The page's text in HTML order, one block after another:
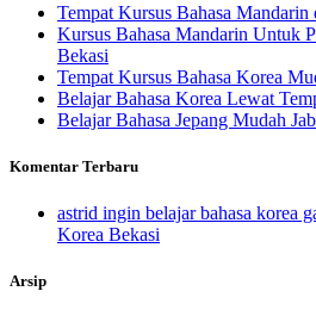
Tempat Kursus Bahasa Mandarin
Kursus Bahasa Mandarin Untuk
Bekasi
Tempat Kursus Bahasa Korea
Belajar Bahasa Korea Lewat
Belajar Bahasa Jepang Mudah
Komentar Terbaru
astrid ingin belajar bahasa korea
Korea Bekasi
Arsip